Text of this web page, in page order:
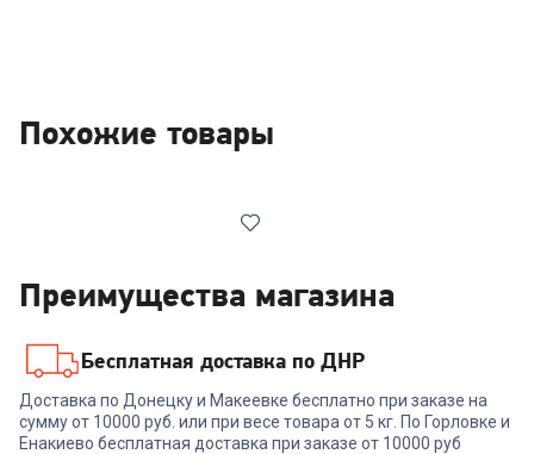
Похожие товары
Крышка RONDELL RDA-1622
Stripes 28 см.
Преимущества магазина
Бесплатная доставка по ДНР
Доставка по Донецку и Макеевке бесплатно при заказе на
сумму от 10000 руб. или при весе товара от 5 кг. По Горловке и
Енакиево бесплатная доставка при заказе от 10000 руб